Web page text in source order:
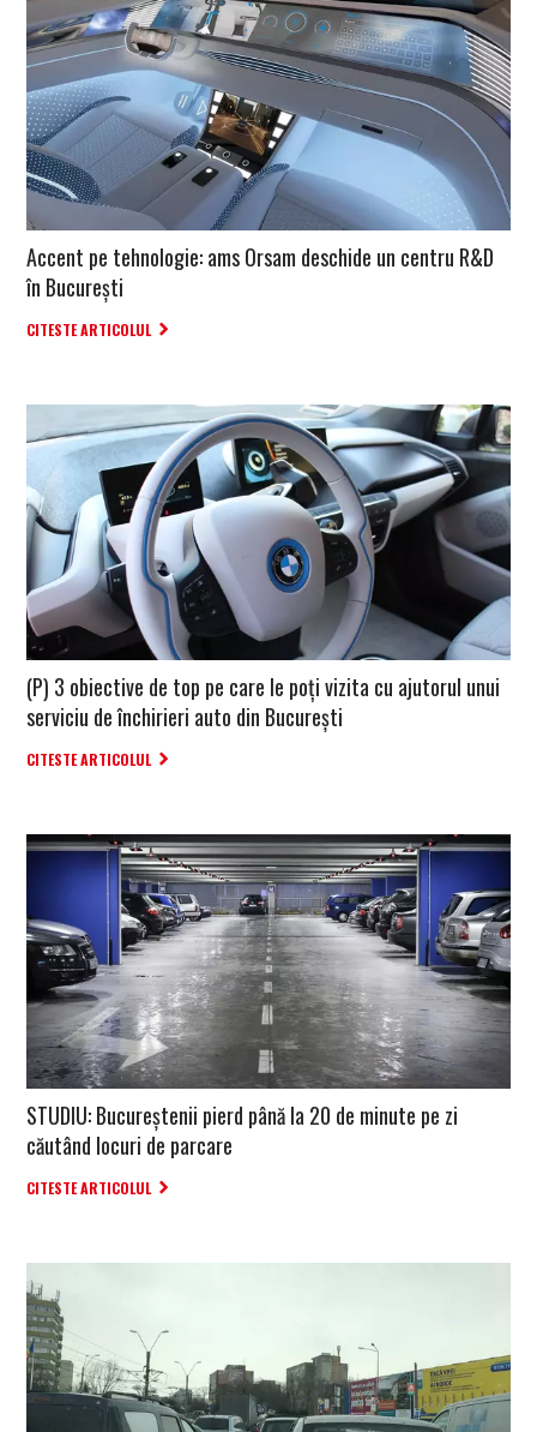
Accent pe tehnologie: ams Orsam deschide un centru R&D
în București
CITESTE ARTICOLUL
(P) 3 obiective de top pe care le poți vizita cu ajutorul unui
serviciu de închirieri auto din București
CITESTE ARTICOLUL
STUDIU: Bucureștenii pierd până la 20 de minute pe zi
căutând locuri de parcare
CITESTE ARTICOLUL